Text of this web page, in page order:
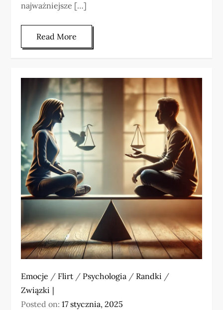
najważniejsze […]
Read More
Emocje / Flirt / Psychologia / Randki /
Związki
Posted on:17 stycznia, 2025